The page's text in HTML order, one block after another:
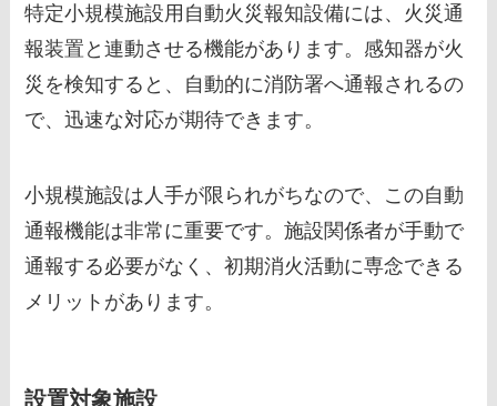
特定小規模施設用自動火災報知設備には、火災通
報装置と連動させる機能があります。感知器が火
災を検知すると、自動的に消防署へ通報されるの
で、迅速な対応が期待できます。
小規模施設は人手が限られがちなので、この自動
通報機能は非常に重要です。施設関係者が手動で
通報する必要がなく、初期消火活動に専念できる
メリットがあります。
設置対象施設